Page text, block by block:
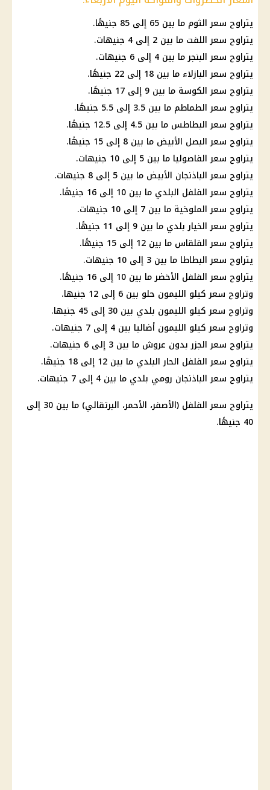
يتراوح سعر الثوم ما بين 65 إلى 85 جنيهًا.
يتراوح سعر اللفت ما بين 2 إلى 4 جنيهات.
يتراوح سعر البنجر ما بين 4 إلى 6 جنيهات.
يتراوح سعر البازلاء ما بين 18 إلى 22 جنيهًا.
يتراوح سعر الكوسة ما بين 9 إلى 17 جنيهًا.
يتراوح سعر الطماطم ما بين 3.5 إلى 5.5 جنيهًا.
يتراوح سعر البطاطس ما بين 4.5 إلى 12.5 جنيهًا.
يتراوح سعر البصل الأبيض ما بين 8 إلى 15 جنيهًا.
يتراوح سعر الفاصوليا ما بين 5 إلى 10 جنيهات.
يتراوح سعر الباذنجان الأبيض ما بين 5 إلى 8 جنيهات.
يتراوح سعر الفلفل البلدي ما بين 10 إلى 16 جنيهًا.
يتراوح سعر الملوخية ما بين 7 إلى 10 جنيهات.
يتراوح سعر الخيار بلدي ما بين 9 إلى 11 جنيهًا.
يتراوح سعر القلقاس ما بين 12 إلى 15 جنيهًا.
يتراوح سعر البطاطا ما بين 3 إلى 10 جنيهات.
يتراوح سعر الفلفل الأخضر ما بين 10 إلى 16 جنيهًا.
وتراوح سعر كيلو الليمون حلو بين 6 إلى 12 جنيها.
وتراوح سعر كيلو الليمون بلدي بين 30 إلى 45 جنيها.
وتراوح سعر كيلو الليمون أضاليا بين 4 إلى 7 جنيهات.
يتراوح سعر الجزر بدون عروش ما بين 3 إلى 6 جنيهات.
يتراوح سعر الفلفل الحار البلدي ما بين 12 إلى 18 جنيهًا.
يتراوح سعر الباذنجان رومي بلدي ما بين 4 إلى 7 جنيهات.
يتراوح سعر الفلفل (الأصفر، الأحمر، البرتقالي) ما بين 30 إلى
40 جنيهًا.